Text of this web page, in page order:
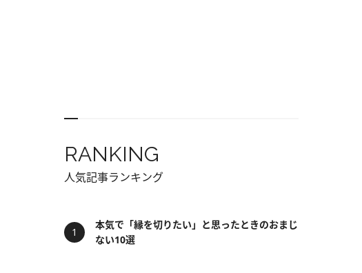
RANKING
人気記事ランキング
本気で「縁を切りたい」と思ったときのおまじ
ない10選